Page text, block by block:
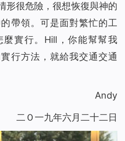
形很危險，很想恢復與神的
帶領。可是面對繁忙的工
實行。Hill，你能幫幫我
行方法，就給我交通交通
Andy
二Ｏ一九年六月二十二日